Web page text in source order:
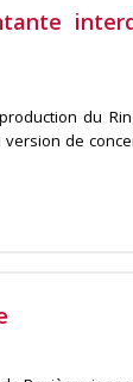
du
de